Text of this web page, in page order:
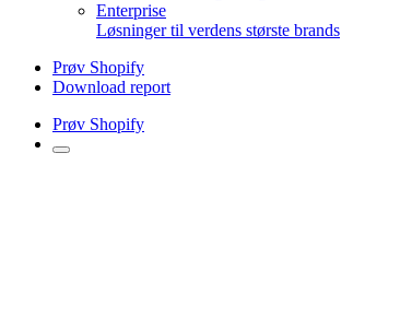
Enterprise
Løsninger til verdens største brands
Prøv Shopify
Download report
Prøv Shopify